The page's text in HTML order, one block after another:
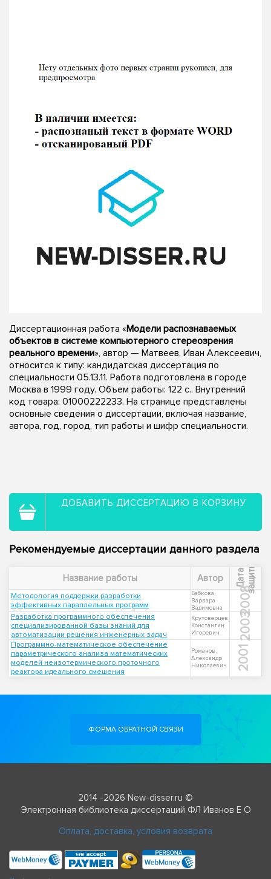
Диссертационная работа «Модели распознаваемых
объектов в системе компьютерного стереозрения
реального времени», автор — Матвеев, Иван Алексеевич,
относится к типу: кандидатская диссертация по
специальности 05.13.11. Работа подготовлена в городе
Москва в 1999 году. Объем работы: 122 с.. Внутренний
код товара: 01000222233. На странице представлены
основные сведения о диссертации, включая название,
автора, год, город, тип работы и шифр специальности.
ДОБАВИТЬ ДИССЕРТАЦИЮ В КОРЗИНУ
Рекомендуемые диссертации данного раздела
Название работы Автор Д
а
т
а
з
а
щ
и
ты
Методология поддержки разработки
эффективных параллельных программ
Бабкова,
Варвара
Вадимовна
2008
Разработка программного обеспечения
специализированной базы знаний для
автоматизации решения инженерных задач
Крутоверцев,
Константин
Игоревич
2003
Программно-математическое обеспечение
параметрического анализа математических
моделей неизотермического проточного
реактора идеального смешения
Романов,
Александр
Николаевич
2001
ФОРМА ОБРАТНОЙ СВЯЗИ
2014 -2026 New-disser.ru ©
Электронная библиотека диссертаций ФЛ Иванов Е О
Оплата, доставка, условия возврата